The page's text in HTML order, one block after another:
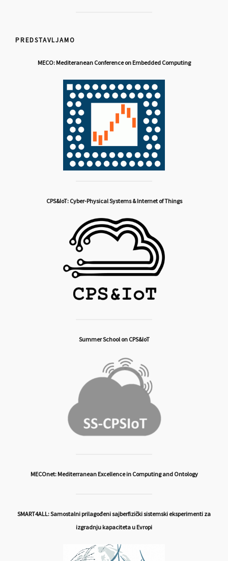
PREDSTAVLJAMO
MECO: Mediteranean Conference on Embedded Computing
CPS&IoT: Cyber-Physical Systems & Internet of Things
Summer School on CPS&IoT
MECOnet: Mediterranean Excellence in Computing and Ontology
SMART4ALL: Samostalni prilagođeni sajberfizički sistemski eksperimenti za
izgradnju kapaciteta u Evropi